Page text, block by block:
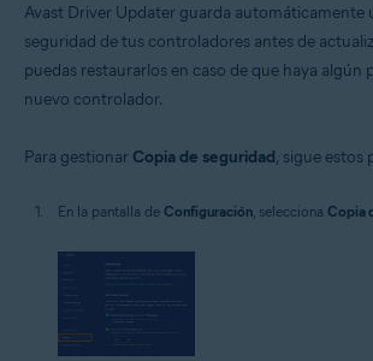
Avast Driver Updater guarda automáticamente
seguridad de tus controladores antes de
puedas restaurarlos en caso de que haya algún
nuevo controlador.
Para gestionar Copia de seguridad, sigue estos
En la pantalla de Configuración , selecciona Copia